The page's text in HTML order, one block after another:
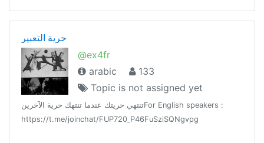
حرية التعبير
@ex4fr
arabic
133
Topic is not assigned yet
تنتهي حريتك عندما تنتهك حرية الآخرينFor English speakers :
https://t.me/joinchat/FUP720_P46FuSziSQNgvpg